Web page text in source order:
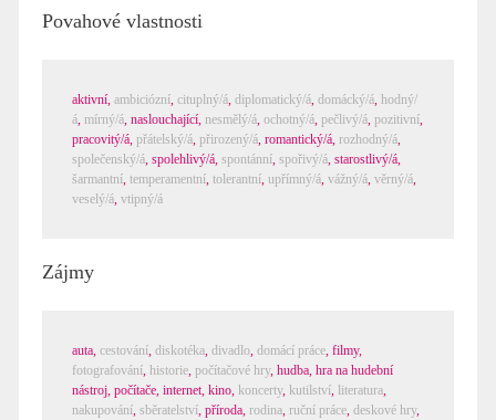
Povahové vlastnosti
aktivní, ambiciózní, cituplný/á, diplomatický/á, domácký/á, hodný/
á, mírný/á, naslouchající, nesmělý/á, ochotný/á, pečlivý/á, pozitivní,
pracovitý/á, přátelský/á, přirozený/á, romantický/á, rozhodný/á,
společenský/á, spolehlivý/á, spontánní, spořivý/á, starostlivý/á,
šarmantní, temperamentní, tolerantní, upřímný/á, vážný/á, věrný/á,
veselý/á, vtipný/á
Zájmy
auta, cestování, diskotéka, divadlo, domácí práce, filmy,
fotografování, historie, počítačové hry, hudba, hra na hudební
nástroj, počítače, internet, kino, koncerty, kutilství, literatura,
nakupování, sběratelství, příroda, rodina, ruční práce, deskové hry,